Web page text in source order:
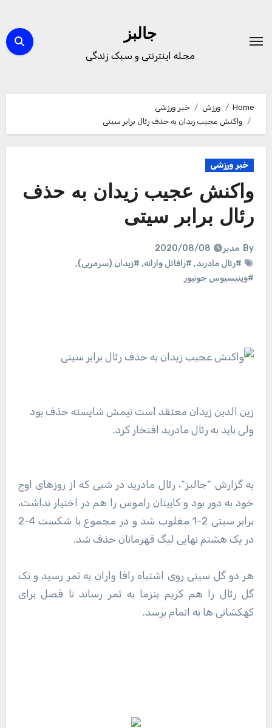
content
جالبز
مجله اینترنتی و سبک زندگی
Home ورزش
خبر ورزشی
واکنش عجیب زیدان به حذف رئال برابر سیتی
خبر ورزشی
واکنش عجیب زیدان به حذف
رئال برابر سیتی
By مدیر
2020/08/08
#رئال مادرید, #رافائل وارانه, #زیدان (سرمربی),
#وینیسیوس جونیور
زین الدین زیدان معتقد است تیمش شایسته حذف بود
ولی باید به رئال مادرید افتخار کرد.
به گزارش “جالبز”، رئال مادرید در شبی که از روزهای اوج
خود به دور بود و کاپیتان راموس را هم در اختیار نداشت،
برابر سیتی 2-1 مغلوب شد و در مجموع با شکست 4-2
در یک هشتم نهایی لیگ قهرمانان حذف شد.
هر دو گل سیتی روی اشتباه رافا واران به ثمر رسید و تک
گل رئال را هم کریم بنزما به ثمر رساند تا فصل برای
کهکشانی ها به اتمام برسد.